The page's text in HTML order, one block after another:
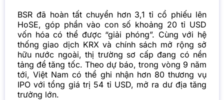
BSR đã hoàn tất chuyển hơn 3,1 tỉ cổ phiếu lên
HoSE, góp phần vào con số khoảng 20 tỉ USD
vốn hóa có thể được “giải phóng”. Cùng với hệ
thống giao dịch KRX và chính sách mở rộng sở
hữu nước ngoài, thị trường sơ cấp đang có nền
tảng để tăng tốc. Theo dự báo, trong vòng 9 năm
tới, Việt Nam có thể ghi nhận hơn 80 thương vụ
IPO với tổng giá trị 54 tỉ USD, mở ra dư địa tăng
trưởng lớn.